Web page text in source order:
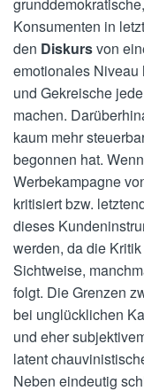
Konsumenten in
den Diskursvon
emotionales Niveau
und Gekreische
machen.
kaum mehr
begonnen hat.
Werbekampagne
kritisiert bzw.
dieses
werden, da die
Sichtweise,
folgt. Die Grenzen
bei unglücklichen
und eher
latent
Neben eindeutig